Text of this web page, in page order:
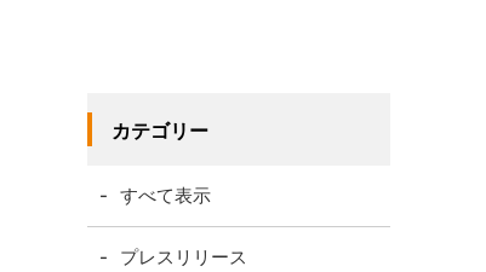
カテゴリー
すべて表示
プレスリリース